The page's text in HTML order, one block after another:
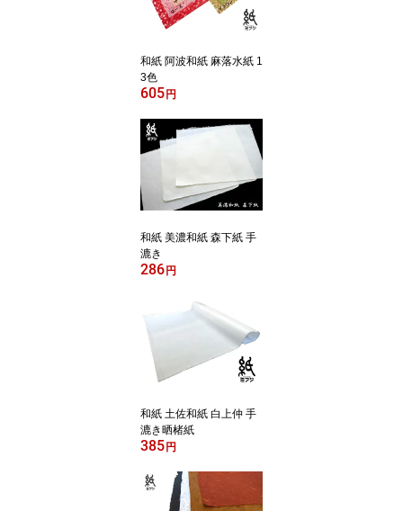
和紙 阿波和紙 麻落水紙 1
3色
605 円
和紙 美濃和紙 森下紙 手
漉き
286 円
和紙 土佐和紙 白上仲 手
漉き晒楮紙
385 円